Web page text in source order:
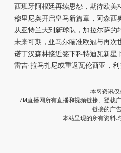
西班牙阿根廷再续恩怨，期待欧美
穆里尼奥开启皇马新篇章，阿森西
从亚特兰大到新球队，加拉尔萨的
未来可期，亚马尔瞄准欧冠与再次
诺丁汉森林接近签下科特迪瓦新星
雷吉·拉马扎尼或重返瓦伦西亚，
本网资讯
7M直播网所有直播和视频链接、登载
链接的广
本站呈现的所有资料